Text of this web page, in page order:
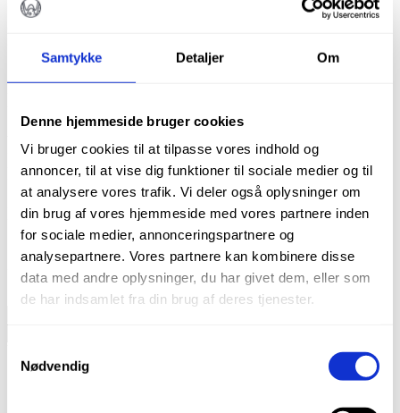
Samtykke Detaljer Om
Denne hjemmeside bruger cookies
Vi bruger cookies til at tilpasse vores indhold og
annoncer, til at vise dig funktioner til sociale medier og til
at analysere vores trafik. Vi deler også oplysninger om
din brug af vores hjemmeside med vores partnere inden
for sociale medier, annonceringspartnere og
analysepartnere. Vores partnere kan kombinere disse
data med andre oplysninger, du har givet dem, eller som
de har indsamlet fra din brug af deres tjenester.
Nødvendig
Et-fils reciprokerende system til mekanisk
Anvendes på RECIPROC programmet på
endomotoren.
Hastighed: 250-350 rpm og torque 3,55 N/CM.
Det er engangsfile og ligger sterilt enkeltpakket.
6stk file R40 str. .06/40.
På lager
RC
maskinfil,
kompatible